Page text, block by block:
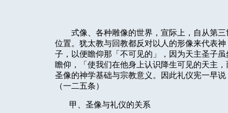
式像、各种雕像的世界，宣际上，自从第
位置。犹太教与回教都反对以人的形像来代表
子，以便瞻仰那「不可见的」，因为天主圣子
瞻仰，「使我们在他身上认识降生可见的天主
圣像的神学基础与宗教意义。因此礼仪宪一早
（一二五条）
甲、圣像与礼仪的关系